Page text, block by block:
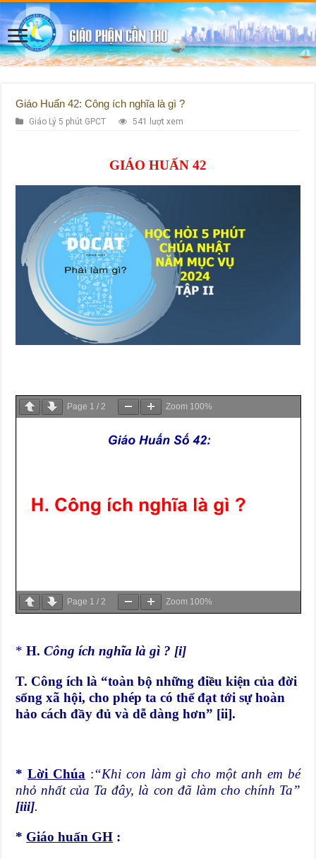
Giáo Huấn 42: Công ích nghĩa là gì ?
Giáo Lý 5 phút GPCT 541 lượt xem
GIÁO HUẤN 42
Page 1 /2 Zoom 100%
Page 1 /2 Zoom 100%
*H.Công ích nghĩa là gì ? [i]
T. Công ích là “toàn bộ những điều kiện của đời
sống xã hội, cho phép ta có thể đạt tới sự hoàn
hảo cách đầy đủ và dễ dàng hơn” [ii].
*Lời Chúa :“Khi con làm gì cho một anh em bé
nhỏ nhất của Ta đây, là con đã làm cho chính Ta”
[iii].
* Giáo huấn GH :